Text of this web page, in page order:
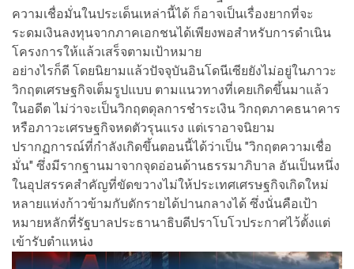
ความเชื่อมั่นในประเด็นเหล่านี้ได้ ก็อาจเป็นเรื่องยากที่จะ
ระดมเงินลงทุนจากภาคเอกชนได้เพียงพอสำหรับการดำเนิน
โครงการให้แล้วเสร็จตามเป้าหมาย
อย่างไรก็ดี โดยนิยามแล้วปัจจุบันอินโดนีเซียยังไม่อยู่ในภาวะ
วิกฤตเศรษฐกิจเต็มรูปแบบ ตามแนวทางที่เคยเกิดขึ้นมาแล้ว
ในอดีต ไม่ว่าจะเป็นวิกฤตดุลการชำระเงิน วิกฤตภาคธนาคาร
หรือภาวะเศรษฐกิจหดตัวรุนแรง แต่เราอาจนิยาม
ปรากฏการณ์ที่กำลังเกิดขึ้นตอนนี้ได้ว่าเป็น "วิกฤตความเชื่อ
มั่น" ซึ่งมีรากฐานมาจากจุดอ่อนด้านธรรมาภิบาล อันเป็นหนึ่ง
ในอุปสรรคสำคัญที่ขัดขวางไม่ให้ประเทศเศรษฐกิจเกิดใหม่
หลายแห่งก้าวข้ามกับดักรายได้ปานกลางได้ ซึ่งนั่นคือเป้า
หมายหลักที่รัฐบาลประธานาธิบดีปราโบโวประกาศไว้ตั้งแต่
เข้ารับตำแหน่ง